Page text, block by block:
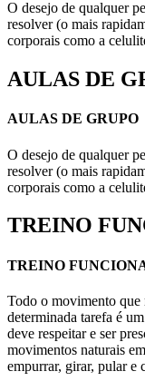
O desejo de qualquer
resolver (o mais
corporais como a
AULAS DE
AULAS DE GRUPO
O desejo de qualquer
resolver (o mais
corporais como a
TREINO
TREINO
Todo o movimento que
determinada tarefa é
deve respeitar e ser
movimentos naturais
empurrar, girar, pular e